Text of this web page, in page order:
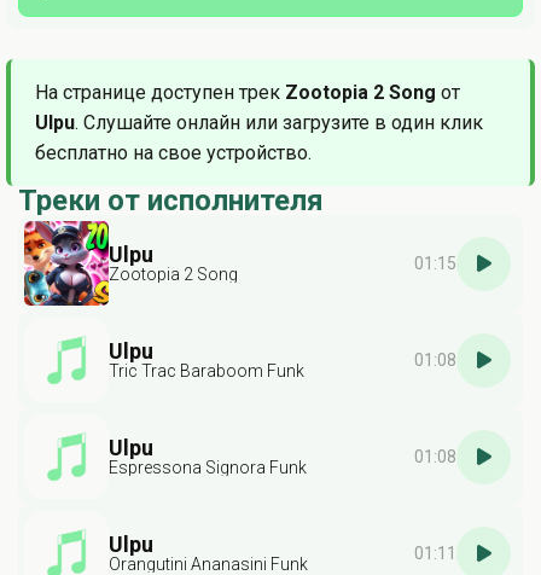
На странице доступен трек Zootopia 2 Song от
Ulpu. Слушайте онлайн или загрузите в один клик
бесплатно на свое устройство.
Треки от исполнителя
Ulpu
Zootopia 2 Song
01:15
Ulpu
Tric Trac Baraboom Funk
01:08
Ulpu
Espressona Signora Funk
01:08
Ulpu
Orangutini Ananasini Funk
01:11